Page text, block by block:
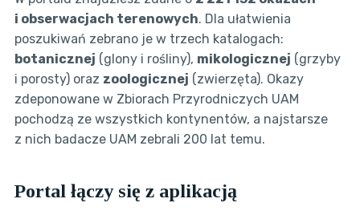
i obserwacjach terenowych. Dla ułatwienia
poszukiwań zebrano je w trzech katalogach:
botanicznej (glony i rośliny), mikologicznej (grzyby
i porosty) oraz zoologicznej (zwierzęta). Okazy
zdeponowane w Zbiorach Przyrodniczych UAM
pochodzą ze wszystkich kontynentów, a najstarsze
z nich badacze UAM zebrali 200 lat temu.
Portal łączy się z aplikacją